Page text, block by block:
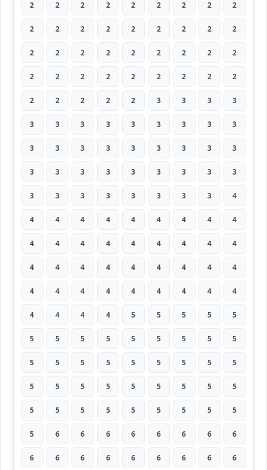
2 2 2 2 2 2 2 2 2
2 2 2 2 2 2 2 2 2
2 2 2 2 2 2 2 2 2
2 2 2 2 2 2 2 2 2
2 2 2 2 2 3 3 3 3
3 3 3 3 3 3 3 3 3
3 3 3 3 3 3 3 3 3
3 3 3 3 3 3 3 3 3
3 3 3 3 3 3 3 3 4
4 4 4 4 4 4 4 4 4
4 4 4 4 4 4 4 4 4
4 4 4 4 4 4 4 4 4
4 4 4 4 4 4 4 4 4
4 4 4 4 5 5 5 5 5
5 5 5 5 5 5 5 5 5
5 5 5 5 5 5 5 5 5
5 5 5 5 5 5 5 5 5
5 5 5 5 5 5 5 5 5
5 6 6 6 6 6 6 6 6
6 6 6 6 6 6 6 6 6